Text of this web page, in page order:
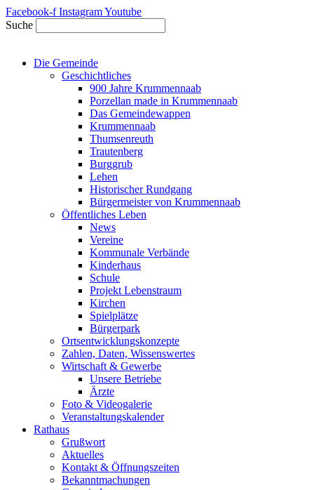
Zum
Inhalt
springen
Facebook-f InstagramYoutube
Suche
Die Gemeinde
Geschichtliches
900 Jahre Krummennaab
Porzellan made in Krummennaab
Das Gemeindewappen
Krummennaab
Thumsenreuth
Trautenberg
Burggrub
Lehen
Historischer Rundgang
Bürgermeister von Krummennaab
Öffentliches Leben
News
Vereine
Kommunale Verbände
Kinderhaus
Schule
Projekt Lebenstraum
Kirchen
Spielplätze
Bürgerpark
Ortsentwicklungskonzepte
Zahlen, Daten, Wissenswertes
Wirtschaft & Gewerbe
Unsere Betriebe
Ärzte
Foto & Videogalerie
Veranstaltungskalender
Rathaus
Grußwort
Aktuelles
Kontakt & Öffnungszeiten
Bekanntmachungen